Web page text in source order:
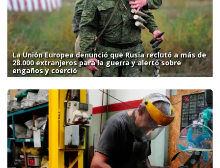
La Unión Europea denunció que Rusia reclutó a más de
28.000 extranjeros para la guerra y alertó sobre
engaños y coerció